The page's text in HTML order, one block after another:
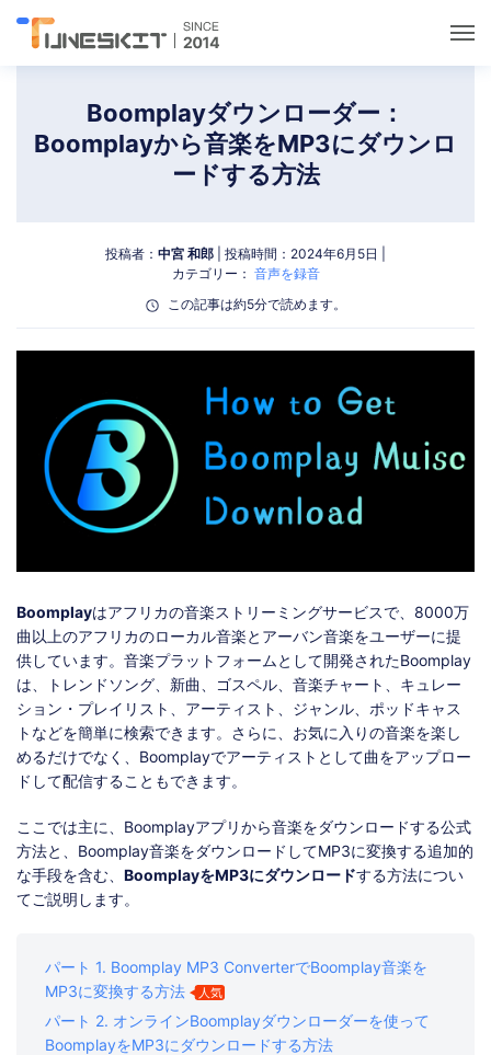
サポート
ストア ダウンロード
Boomplayダウンローダー：
Boomplayから音楽をMP3にダウンロ
ードする方法
投稿者： 中宮 和郎 | 投稿時間：2024年6月5日 |
カテゴリー： 音声を録音
この記事は約5分で読めます。
Boomplayはアフリカの音楽ストリーミングサービスで、8000万
曲以上のアフリカのローカル音楽とアーバン音楽をユーザーに提
供しています。音楽プラットフォームとして開発されたBoomplay
は、トレンドソング、新曲、ゴスペル、音楽チャート、キュレー
ション・プレイリスト、アーティスト、ジャンル、ポッドキャス
トなどを簡単に検索できます。さらに、お気に入りの音楽を楽し
めるだけでなく、Boomplayでアーティストとして曲をアップロー
ドして配信することもできます。
ここでは主に、Boomplayアプリから音楽をダウンロードする公式
方法と、Boomplay音楽をダウンロードしてMP3に変換する追加的
な手段を含む、 BoomplayをMP3にダウンロードする方法につい
てご説明します。
パート 1. Boomplay MP3 ConverterでBoomplay音楽を
MP3に変換する方法
人気
パート 2. オンラインBoomplayダウンローダーを使って
BoomplayをMP3にダウンロードする方法